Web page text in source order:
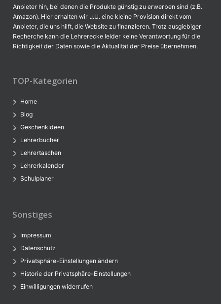
Anbieter hin, bei denen die Produkte günstig zu erwerben sind (z.B.
Amazon). Hier erhalten wir u.U. eine kleine Provision direkt vom
Anbieter, die uns hilft, die Website zu finanzieren. Trotz ausgiebiger
Recherche kann die Lehrerecke leider keine Verantwortung für die
Richtigkeit der Daten sowie die Aktualität der Preise übernehmen.
TOP-Kategorien
Home
Blog
Geschenkideen
Lehrerbücher
Lehrertaschen
Lehrerkalender
Schulplaner
Sonstiges
Impressum
Datenschutz
Privatsphäre-Einstellungen ändern
Historie der Privatsphäre-Einstellungen
Einwilligungen widerrufen